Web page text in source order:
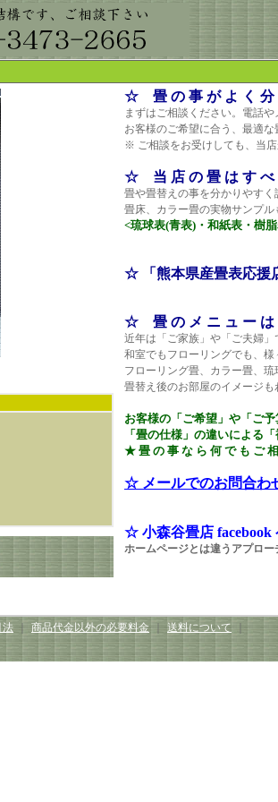
☆ 畳 の 事 が よ く 分
まずはご相談ください。電話
お客様のご希望に合う、最適な
※ ご相談をお受けしても、当店
☆ 当 店 の 畳 は す べ
畳や畳替えの事を分かりやすく
畳床、カラー畳の実物サンプル
<琉球表(青表)・和紙表・樹
☆ 「熊本県産畳表応援
☆ 畳 の メ ニ ュ ー
近年は「ご家族」や「ご夫婦」
和室でもフローリングでも、様
フローリング畳、カラー畳、琉
畳替え後のお部屋のイメージも
お客様の「ご希望」や「ご予
「畳の仕様」の違いによる
★ 畳 の 事 な ら 何 で も ご
☆ メールでのお問合わ
☆ 小森谷畳店
ホームページとは違うアプロ
法 商品代金以外の必要料金 送料について